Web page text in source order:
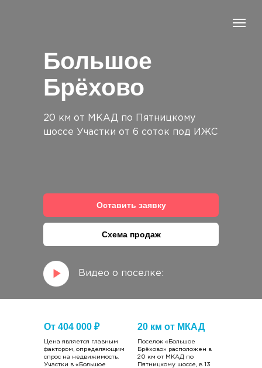
Большое
Брёхово
Оставить заявку
Схема продаж
20 км от МКАД по Пятницкому
шоссе Участки от 6 соток под ИЖС
Видео о поселке:
От 404 000 ₽
Цена является главным
фактором, определяющим
спрос на недвижимость.
Участки в «Большое
20 км от МКАД
Поселок «Большое
Брёхово» расположен в
20 км от МКАД по
Пятницкому шоссе, в 13